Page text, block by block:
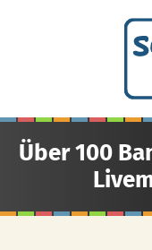
Über 100